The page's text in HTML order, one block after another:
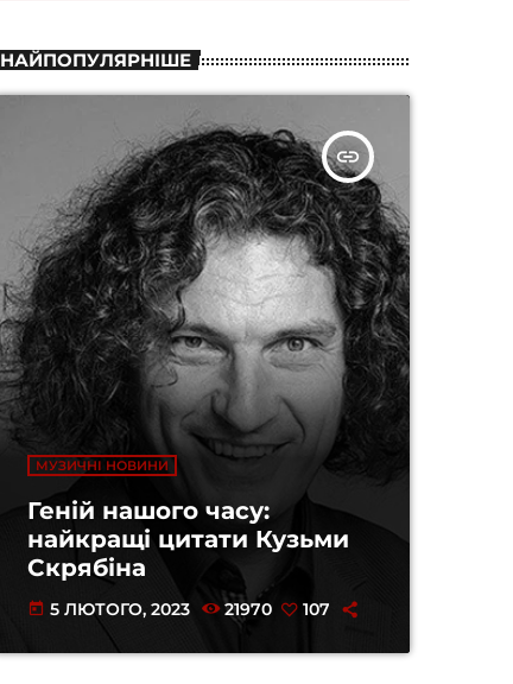
НАЙПОПУЛЯРНІШЕ
insert_link
МУЗИЧНІ НОВИНИ
Геній нашого часу:
найкращі цитати Кузьми
Скрябіна
today 5 ЛЮТОГО, 2023 21970 107